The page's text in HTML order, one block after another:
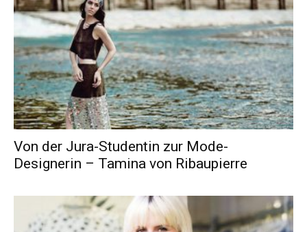
Von der Jura-Studentin zur Mode-
Designerin – Tamina von Ribaupierre